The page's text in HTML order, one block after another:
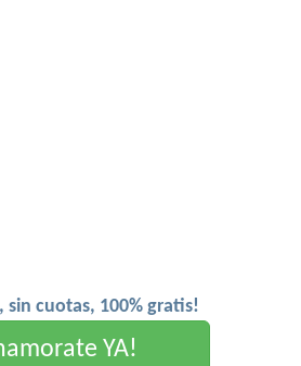
sin cuotas, 100% gratis!
YA!